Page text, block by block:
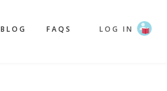
BLOG FAQS LOG IN